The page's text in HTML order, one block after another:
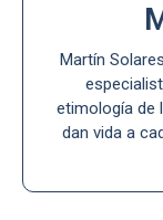
Martín
etimología de
dan vida a